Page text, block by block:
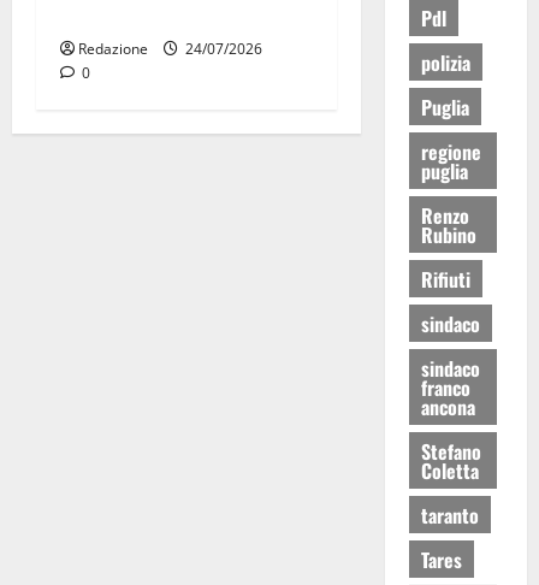
Redazione
24/07/2026
0
Pdl
polizia
Puglia
regione
puglia
Renzo
Rubino
Rifiuti
sindaco
sindaco
franco
ancona
Stefano
Coletta
taranto
Tares